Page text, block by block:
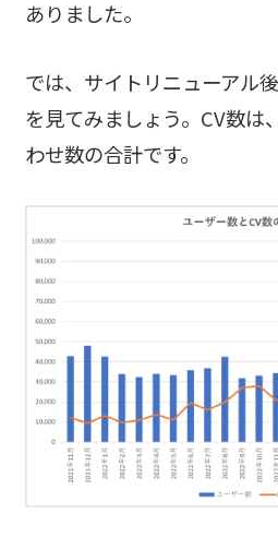
ありました。
では、サイトリニューアル
を見てみましょう。CV数は
わせ数の合計です。